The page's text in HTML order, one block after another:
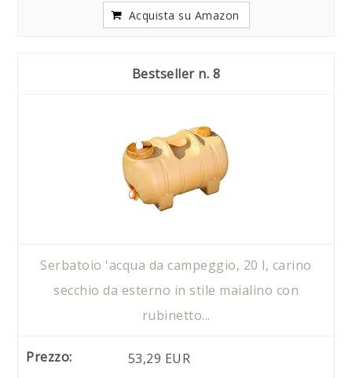
Acquista su Amazon
8
Serbatoio 'acqua da campeggio, 20 l, carino
secchio da esterno in stile maialino con
rubinetto...
53,29 EUR